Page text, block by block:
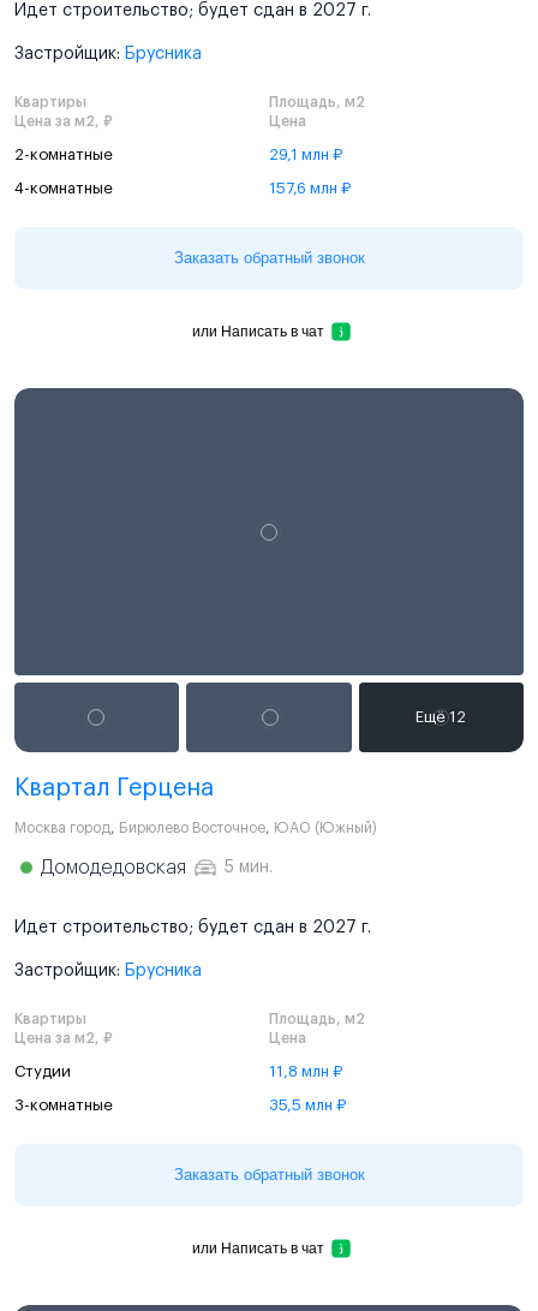
Идет строительство; будет сдан в 2027 г.
Застройщик: Брусника
Квартиры
Площадь, м2
Цена за м2, ₽
Цена
2-комнатные 29,1 млн ₽
4-комнатные 157,6 млн ₽
Заказать обратный звонок
или Написать в чат
Квартал Герцена
Москва город, Бирюлево Восточное, ЮАО (Южный)
Домодедовская 5 мин.
Идет строительство; будет сдан в 2027 г.
Застройщик: Брусника
Квартиры
Площадь, м2
Цена за м2, ₽
Цена
Студии 11,8 млн ₽
3-комнатные 35,5 млн ₽
Заказать обратный звонок
или Написать в чат